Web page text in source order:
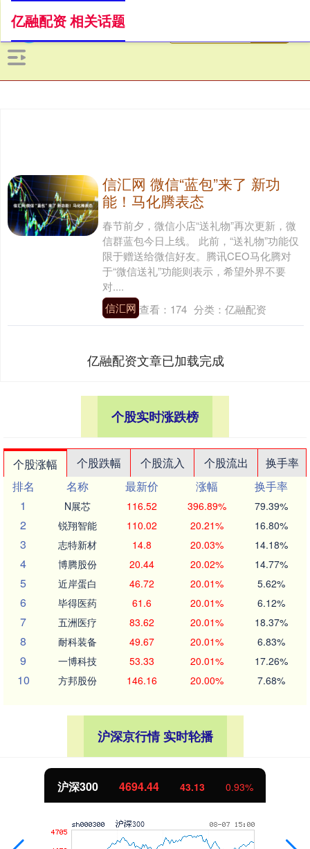
亿融配资 相关话题
信汇网 微信“蓝包”来了 新功
能！马化腾表态
春节前夕，微信小店“送礼物”再次更新，微
信群蓝包今日上线。 此前，“送礼物”功能仅
限于赠送给微信好友。腾讯CEO马化腾对
于“微信送礼”功能则表示，希望外界不要
对....
信汇网 查看： 174 分类： 亿融配资
亿融配资文章已加载完成
个股实时涨跌榜
个股涨幅 个股跌幅 个股流入 个股流出
换手率
排名
名称 最新价 涨幅
换手率
1
N展芯 116.52 396.89% 79.39%
2 锐翔智能 110.02 20.21% 16.80%
3 志特新材 14.8 20.03% 14.18%
4 博腾股份 20.44 20.02% 14.77%
5 近岸蛋白 46.72 20.01% 5.62%
6 毕得医药 61.6 20.01% 6.12%
7 五洲医疗 83.62 20.01% 18.37%
8 耐科装备 49.67 20.01% 6.83%
9 一博科技 53.33 20.01% 17.26%
10 方邦股份 146.16 20.00% 7.68%
沪深京行情 实时轮播
沪深300 4694.44 43.13 0.93%